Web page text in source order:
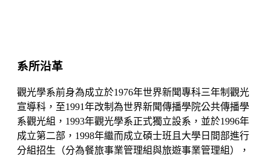
系所沿革
觀光學系前身為成立於1976年世界新聞專科三年制觀光
宣導科，至1991年改制為世界新聞傳播學院公共傳播學
系觀光組，1993年觀光學系正式獨立設系，並於1996年
成立第二部，1998年繼而成立碩士班且大學日間部進行
分組招生（分為餐旅事業管理組與旅遊事業管理組），